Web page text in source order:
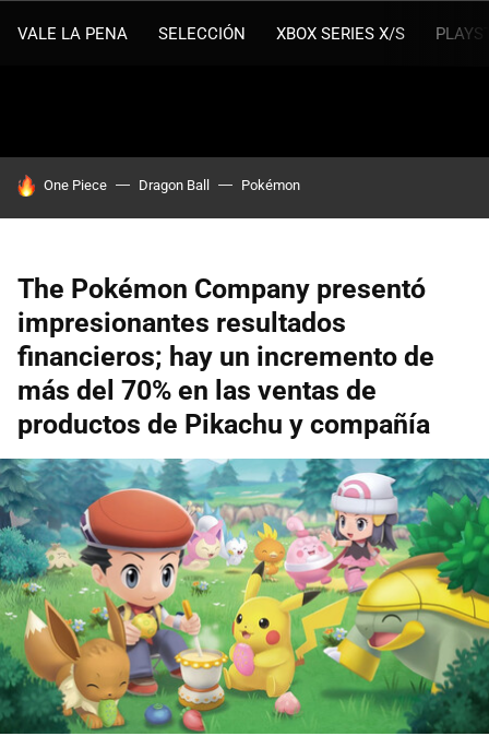
VALE LA PENA SELECCIÓN XBOX SERIES X/S
HOY SE HABLA DE
One Piece Dragon Ball Pokémon
The Pokémon Company presentó
impresionantes resultados
financieros; hay un incremento de
más del 70% en las ventas de
productos de Pikachu y compañía